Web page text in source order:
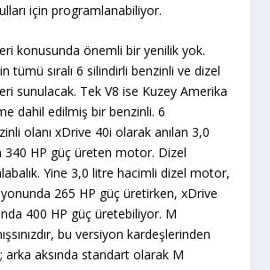
için programlanabiliyor.
konusunda önemli bir yenilik yok.
tümü sıralı 6 silindirli benzinli ve dizel
sunulacak. Tek V8 ise Kuzey Amerika
dahil edilmiş bir benzinli. 6
olanı xDrive 40i olarak anılan 3,0
340 HP güç üreten motor. Dizel
Yine 3,0 litre hacimli dizel motor,
265 HP güç üretirken, xDrive
400 HP güç üretebiliyor. M
bu versiyon kardeşlerinden
arka aksında standart olarak M